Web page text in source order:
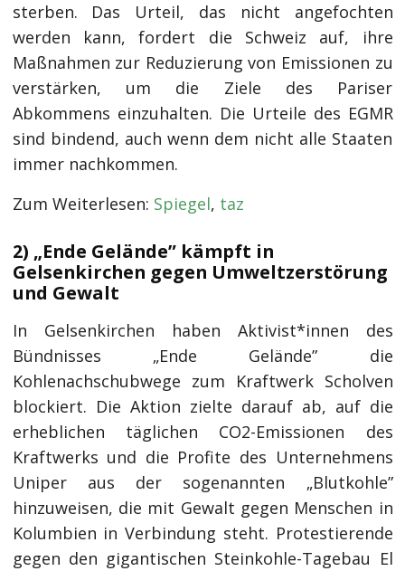
sterben. Das Urteil, das nicht angefochten
werden kann, fordert die Schweiz auf, ihre
Maßnahmen zur Reduzierung von Emissionen zu
verstärken, um die Ziele des Pariser
Abkommens einzuhalten. Die Urteile des EGMR
sind bindend, auch wenn dem nicht alle Staaten
immer nachkommen.
Zum Weiterlesen: Spiegel, taz
2) „Ende Gelände” kämpft in
Gelsenkirchen gegen Umweltzerstörung
und Gewalt
In Gelsenkirchen haben Aktivist*innen des
Bündnisses „Ende Gelände” die
Kohlenachschubwege zum Kraftwerk Scholven
blockiert. Die Aktion zielte darauf ab, auf die
erheblichen täglichen CO2-Emissionen des
Kraftwerks und die Profite des Unternehmens
Uniper aus der sogenannten „Blutkohle”
hinzuweisen, die mit Gewalt gegen Menschen in
Kolumbien in Verbindung steht. Protestierende
gegen den gigantischen Steinkohle-Tagebau El